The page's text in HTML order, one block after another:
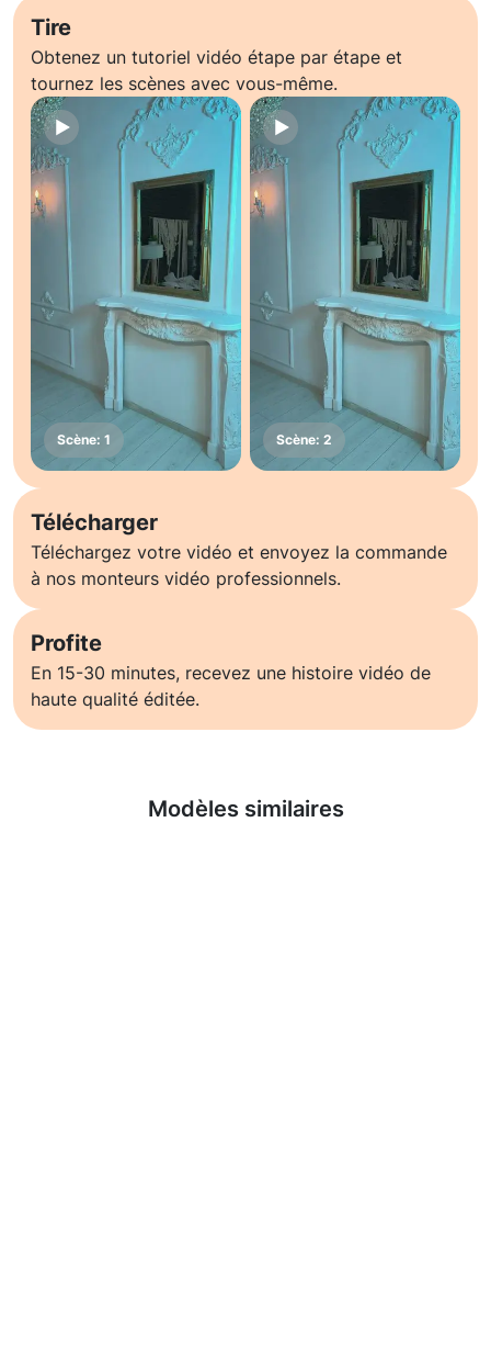
Tire
Obtenez un tutoriel vidéo étape par étape et
tournez les scènes avec vous-même.
Télécharger
Téléchargez votre vidéo et envoyez la commande
à nos monteurs vidéo professionnels.
Profite
En 15-30 minutes, recevez une histoire vidéo de
haute qualité éditée.
Modèles similaires
En savoir plus